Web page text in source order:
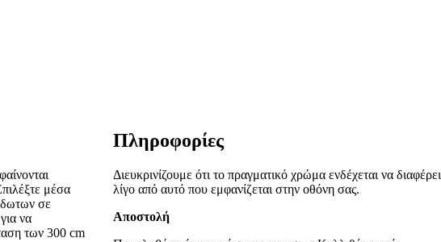
μέσα
σε
να
των 300 cm
Πληροφορίες
Διευκρινίζουμε ότι το πραγματικό χρώμα ενδέχεται να διαφέρει
λίγο από αυτό που εμφανίζεται στην οθόνη σας.
Αποστολή